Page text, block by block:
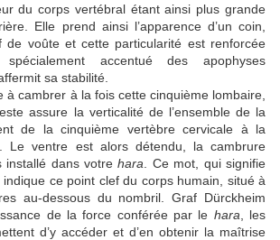
du corps vertébral étant ainsi plus grande
Elle prend ainsi l’apparence d’un coin,
de voûte et cette particularité est renforcée
spécialement accentué des apophyses
sa stabilité.
à cambrer à la fois cette cinquième lombaire,
assure la verticalité de l’ensemble de la
de la cinquième vertèbre cervicale à la
Le ventre est alors détendu, la cambrure
installé dans votrehara . Ce mot, qui signifie
ce point clef du corps humain, situé à
au-dessous du nombril. Graf Dürckheim
de la force conférée par le hara , les
d’y accéder et d’en obtenir la maîtrise